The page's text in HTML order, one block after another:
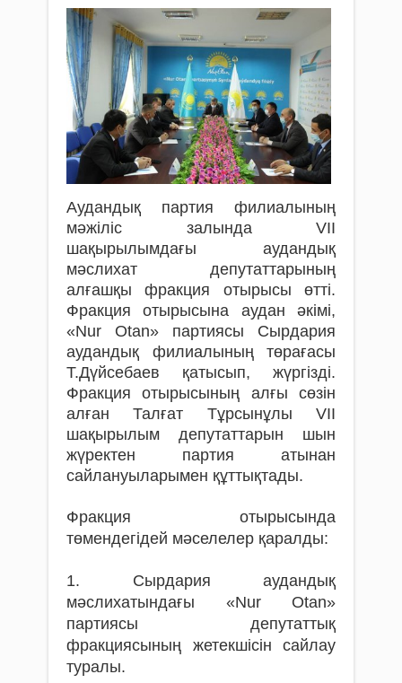
Аудандық партия филиалының
мәжіліс залында VII
шақырылымдағы аудандық
мәслихат депутаттарының
алғашқы фракция отырысы өтті.
Фракция отырысына аудан әкімі,
«Nur Otan» партиясы Сырдария
аудандық филиалының төрағасы
Т.Дүйсебаев қатысып, жүргізді.
Фракция отырысының алғы сөзін
алған Талғат Тұрсынұлы VII
шақырылым депутаттарын шын
жүректен партия атынан
сайлануыларымен құттықтады.
Фракция отырысында
төмендегідей мәселелер қаралды:
1. Сырдария аудандық
мәслихатындағы «Nur Otan»
партиясы депутаттық
фракциясының жетекшісін сайлау
туралы.